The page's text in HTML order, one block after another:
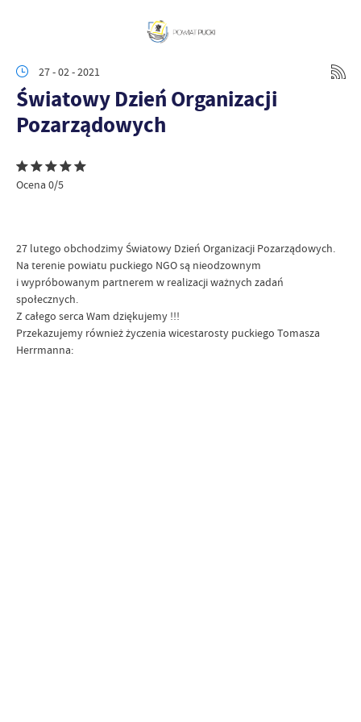
27 - 02 - 2021
Światowy Dzień Organizacji
Pozarządowych
Ocena 0/5
27 lutego obchodzimy Światowy Dzień Organizacji Pozarządowych.
Na terenie powiatu puckiego NGO są nieodzownym
i wypróbowanym partnerem w realizacji ważnych zadań
społecznych.
Z całego serca Wam dziękujemy !!!
Przekazujemy również życzenia wicestarosty puckiego Tomasza
Herrmanna: